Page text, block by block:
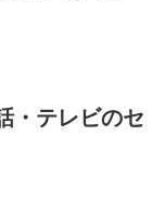
・テレビのセ